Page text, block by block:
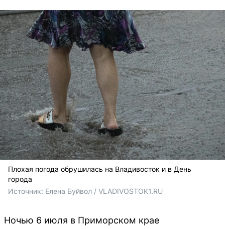
Плохая погода обрушилась на Владивосток и в День
города
Источник: Елена Буйвол / VLADIVOSTOK1.RU
Ночью 6 июля в Приморском крае